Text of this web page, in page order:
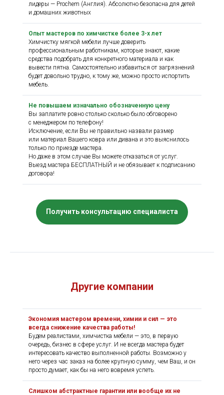
лидеры — Prochem (Англия). Абсолютно безопасна для детей
и домашних животных
Опыт мастеров по химчистке более 3-х лет
Химчистку мягкой мебели лучше доверить
профессиональным работникам, которые знают, какие
средства подобрать для конкретного материала и как
вывести пятна. Самостоятельно избавиться от загрязнений
будет довольно трудно, к тому же, можно просто испортить
мебель.
Не повышаем изначально обозначенную цену
Вы заплатите ровно столько сколько было обговорено
с менеджером по телефону!
Исключение, если Вы не правильно назвали размер
или материал Вашего ковра или дивана и это выяснилось
только по приезде мастера.
Но даже в этом случае Вы можете отказаться от услуг.
Выезд мастера БЕСПЛАТНЫЙ и не обязывает к подписанию
договора!
Получить консультацию специалиста
Другие компании
Экономия мастером времени, химии и сил — это
всегда снижение качества работы!
Будем реалистами, химчистка мебели — это, в первую
очередь, бизнес в сфере услуг. И не всегда мастера будет
интересовать качество выполненной работы. Возможно у
него через час заказ на более крупную сумму, чем Ваш, и он
просто думает, как бы на него вовремя успеть.
Слишком абстрактные гарантии или вообще их не